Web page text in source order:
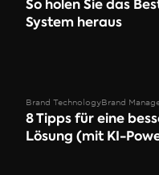
So holen Sie das
System heraus
Brand TechnologyBrand
8 Tipps für eine
Lösung (mit KI-